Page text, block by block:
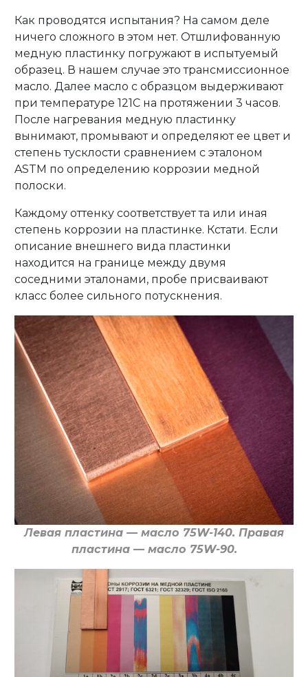
Как проводятся испытания? На самом деле
ничего сложного в этом нет. Отшлифованную
медную пластинку погружают в испытуемый
образец. В нашем случае это трансмиссионное
масло. Далее масло с образцом выдерживают
при температуре 121С на протяжении 3 часов.
После нагревания медную пластинку
вынимают, промывают и определяют ее цвет и
степень тусклости сравнением с эталоном
ASTM по определению коррозии медной
полоски.
Каждому оттенку соответствует та или иная
степень коррозии на пластинке. Кстати. Если
описание внешнего вида пластинки
находится на границе между двумя
соседними эталонами, пробе присваивают
класс более сильного потускнения.
Левая пластина — масло 75W-140. Правая
пластина — масло 75W-90.